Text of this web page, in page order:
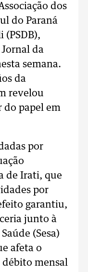
dos
do Paraná
(PSDB),
da
semana.
da
revelou
do papel em
por
de Irati, que
por
garantiu,
junto à
(Sesa)
afeta o
mensal